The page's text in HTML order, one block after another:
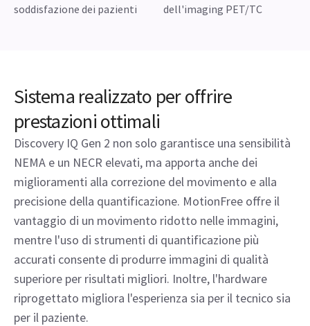
soddisfazione dei pazienti
dell'imaging PET/TC
Sistema realizzato per offrire
prestazioni ottimali
Discovery IQ Gen 2 non solo garantisce una sensibilità
NEMA e un NECR elevati, ma apporta anche dei
miglioramenti alla correzione del movimento e alla
precisione della quantificazione. MotionFree offre il
vantaggio di un movimento ridotto nelle immagini,
mentre l'uso di strumenti di quantificazione più
accurati consente di produrre immagini di qualità
superiore per risultati migliori. Inoltre, l'hardware
riprogettato migliora l'esperienza sia per il tecnico sia
per il paziente.